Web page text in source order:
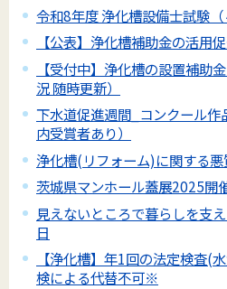
令和8年度 浄化槽設備士試験
【公表】浄化槽補助金の活用
【受付中】浄化槽の設置補助
況 随時更新）
下水道促進週間_コンクール
内受賞者あり）
浄化槽(リフォーム)に関する
茨城県マンホール蓋展2025開
見えないところで暮らしを支
日
【浄化槽】年1回の法定検査(
検による代替不可※